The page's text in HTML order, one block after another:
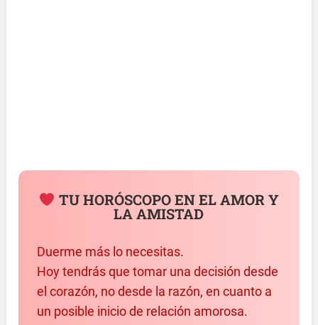
TU HORÓSCOPO EN EL AMOR Y
LA AMISTAD
Duerme más lo necesitas.
Hoy tendrás que tomar una decisión desde
el corazón, no desde la razón, en cuanto a
un posible inicio de relación amorosa.